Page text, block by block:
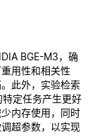
BGE-M3，确
用性和相关性
此外，实验检索
定任务产生更好
内存使用，同时
超参数，以实现